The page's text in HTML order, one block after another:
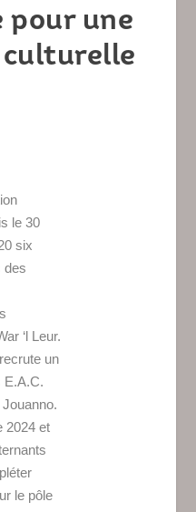
pour une
le 30
six
des
‘l Leur.
un
E.A.C.
2024 et
le pôle